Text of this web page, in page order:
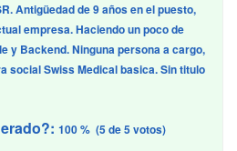
Antigüedad de 9 años en el puesto,
empresa. Haciendo un poco de
y Backend. Ninguna persona a cargo,
social Swiss Medical basica. Sin titulo
100 % (5 de 5 votos)